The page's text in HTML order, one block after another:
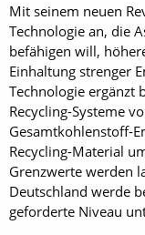
Mit seinem neuen
Technologie an, die
befähigen will,
Einhaltung strenger
Technologie ergänzt
Recycling-Systeme
Gesamtkohlenstoff-
Recycling-Material
Grenzwerte werden
Deutschland werde
geforderte Niveau